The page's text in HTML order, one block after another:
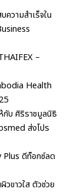
ความสำเร็จใน
–
Health
บ ศิริราชมูลนิธิ
ส่งโปร
ดีท็อกซ์ลด
ขาวใส ตัวช่วย